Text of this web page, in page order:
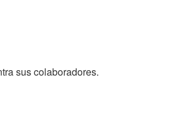
sus colaboradores.